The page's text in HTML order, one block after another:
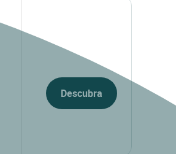
Descubra